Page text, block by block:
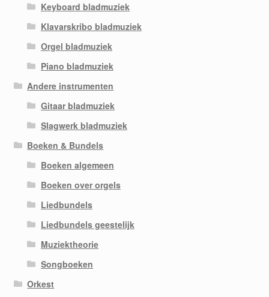
Keyboard bladmuziek
Klavarskribo bladmuziek
Orgel bladmuziek
Piano bladmuziek
Andere instrumenten
Gitaar bladmuziek
Slagwerk bladmuziek
Boeken & Bundels
Boeken algemeen
Boeken over orgels
Liedbundels
Liedbundels geestelijk
Muziektheorie
Songboeken
Orkest